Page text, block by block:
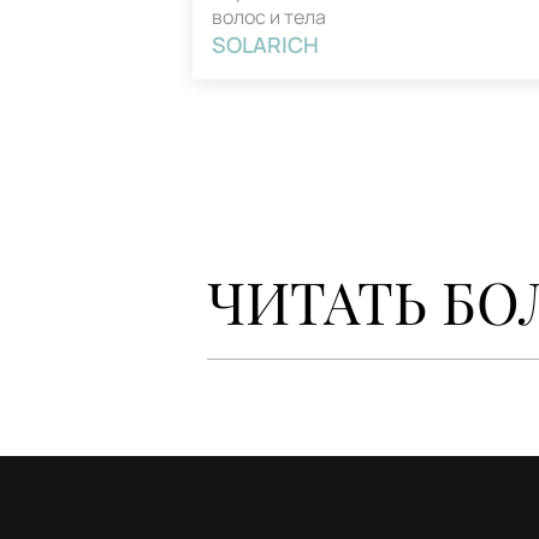
волос и тела
SOLARICH
ЧИТАТЬ